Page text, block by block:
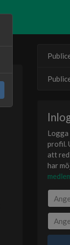
Logga
profil.
att
har